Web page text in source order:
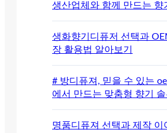
생산업체와 함께 만드는 향
생화향기디퓨저 선택과
장 활용법 알아보기
# 방디퓨져, 믿을 수 있는
에서 만드는 맞춤형 향기
명품디퓨져 선택과 제작 이